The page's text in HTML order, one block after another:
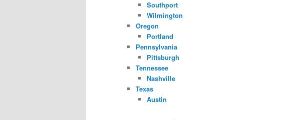
Southport
Wilmington
Oregon
Portland
Pennsylvania
Pittsburgh
Tennessee
Nashville
Texas
Austin